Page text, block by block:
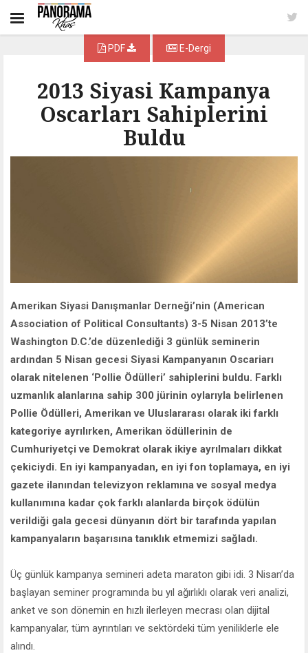
2013 Siyasi Kampanya
Oscarları Sahiplerini
Buldu
PDF E-Dergi
Amerikan Siyasi Danışmanlar Derneği’nin (American
Association of Political Consultants) 3-5 Nisan 2013’te
Washington D.C.’de düzenlediği 3 günlük seminerin
ardından 5 Nisan gecesi Siyasi Kampanyanın Oscariarı
olarak nitelenen ‘Pollie Ödülleri’ sahiplerini buldu. Farklı
uzmanlık alanlarına sahip 300 jürinin oylarıyla belirlenen
Pollie Ödülleri, Amerikan ve Uluslararası olarak iki farklı
kategoriye ayrılırken, Amerikan ödüllerinin de
Cumhuriyetçi ve Demokrat olarak ikiye ayrılmaları dikkat
çekiciydi. En iyi kampanyadan, en iyi fon toplamaya, en iyi
gazete ilanından televizyon reklamına ve sosyal medya
kullanımına kadar çok farklı alanlarda birçok ödülün
verildiği gala gecesi dünyanın dört bir tarafında yapılan
kampanyaların başarısına tanıklık etmemizi sağladı.
Üç günlük kampanya semineri adeta maraton gibi idi. 3 Nisan’da
başlayan seminer programında bu yıl ağırlıklı olarak veri analizi,
anket ve son dönemin en hızlı ilerleyen mecrası olan dijital
kampanyalar, tüm ayrıntıları ve sektördeki tüm yeniliklerle ele
alındı.